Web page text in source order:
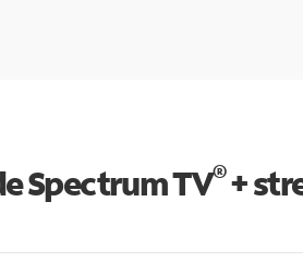
Spectrum TV®+